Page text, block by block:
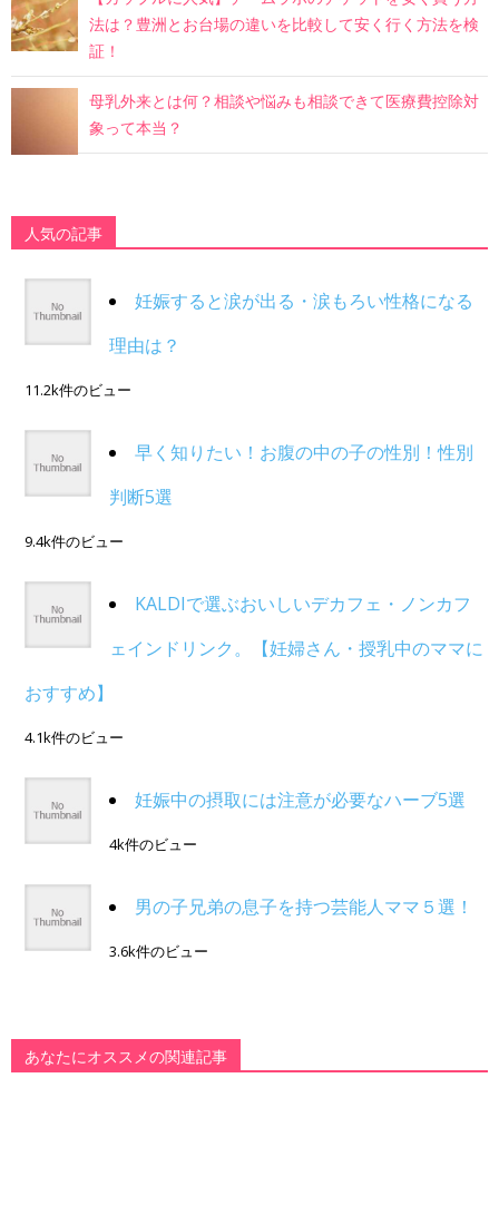
法は？豊洲とお台場の違いを比較して安く行く方法を検
証！
母乳外来とは何？相談や悩みも相談できて医療費控除対
象って本当？
人気の記事
妊娠すると涙が出る・涙もろい性格になる
理由は？
11.2k件のビュー
早く知りたい！お腹の中の子の性別！性別
判断5選
9.4k件のビュー
KALDIで選ぶおいしいデカフェ・ノンカフ
ェインドリンク。【妊婦さん・授乳中のママに
おすすめ】
4.1k件のビュー
妊娠中の摂取には注意が必要なハーブ5選
4k件のビュー
男の子兄弟の息子を持つ芸能人ママ５選！
3.6k件のビュー
あなたにオススメの関連記事